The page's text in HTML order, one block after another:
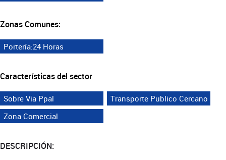
Zonas Comunes:
Portería:24 Horas
Características del sector
Sobre Via Ppal
Transporte Publico Cercano
Zona Comercial
DESCRIPCIÓN: